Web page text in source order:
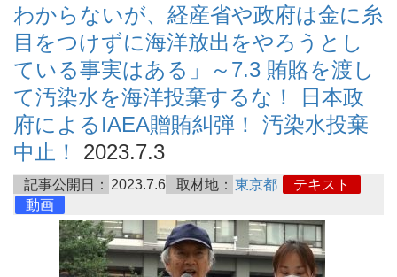
わからないが、経産省や政府は金に糸
目をつけずに海洋放出をやろうとし
ている事実はある」～7.3 賄賂を渡し
て汚染水を海洋投棄するな！ 日本政
府によるIAEA贈賄糾弾！ 汚染水投棄
中止！
2023.7.3
記事公開日： 2023.7.6 取材地： 東京都
テキスト
動画